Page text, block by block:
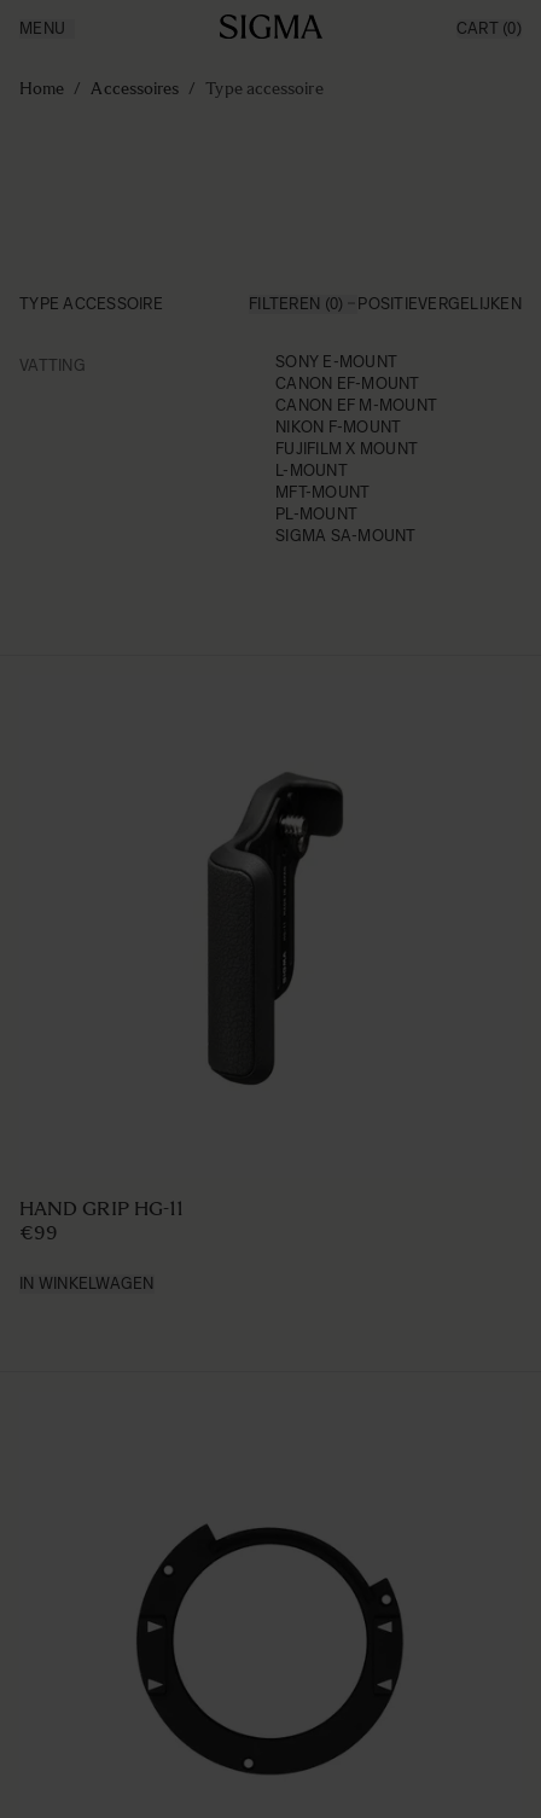
Producten
Inspiratie
MENU CART (0)
Home / Accessoires / Type accessoire
TYPE ACCESSOIRE FILTEREN (0) POSITIEVERGELIJKEN
VATTINGFILTER
SONY E-MOUNT
CANON EF-MOUNT
CANON EF M-MOUNT
NIKON F-MOUNT
FUJIFILM X MOUNT
L-MOUNT
MFT-MOUNT
PL-MOUNT
SIGMA SA-MOUNT
LENS HOOD LH876-02
€50